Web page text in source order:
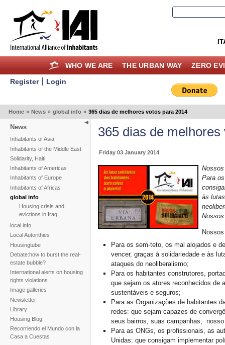
WHO WE ARE THE URBAN WAY ZERO
Register Login
Home » News » global info » 365 dias de melhores votos para 2014
News
Inhabitants of Asia
Inhabitants of the Middle East
Solidarity, Haiti
Inhabitants of Americas
Inhabitants of Europe
Inhabitants of Africas
global info
Housing crisis and
evictions in Iraq
local info
Local Autorithies
Housingtube
Debate:how to burst the real-
estate bubble?
International alerts on housing
rights violations
Image galleries
Newsletter
Library
Housing Blog
Recorriendo el Mundo con la
Casa a Cuestas
365 dias de
Friday 03 January 2014
Para
às
Para os sem-teto, os mal alojados e
vencer, graças à solidariedade e às
ataques do neoliberalismo;
Para os habitantes construtores,
que sejam os atores reconhecidos de
sustentáveis e seguros;
Para as Organizações de habitantes
redes: que sejam capazes de
seus bairros, suas campanhas,
Para as ONGs, os profissionais, as
Unidas: que consigam implementar